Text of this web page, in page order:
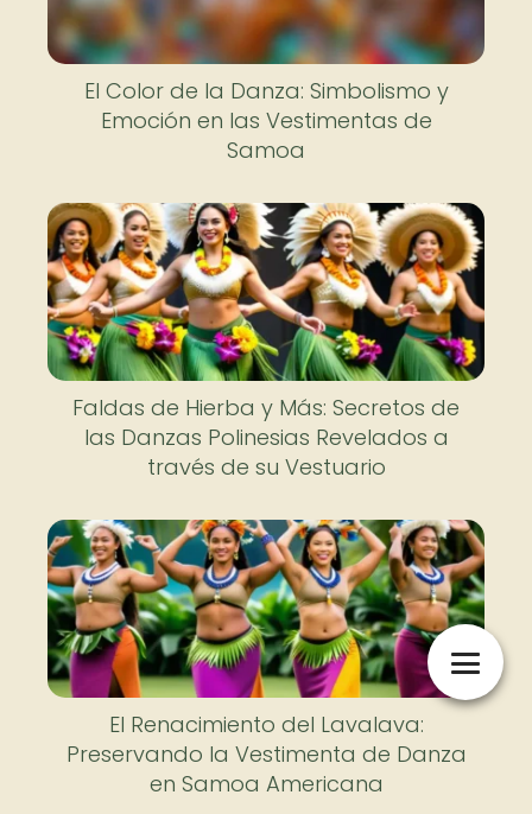
El Color de la Danza: Simbolismo y
Emoción en las Vestimentas de
Samoa
Faldas de Hierba y Más: Secretos de
las Danzas Polinesias Revelados a
través de su Vestuario
El Renacimiento del Lavalava:
Preservando la Vestimenta de Danza
en Samoa Americana